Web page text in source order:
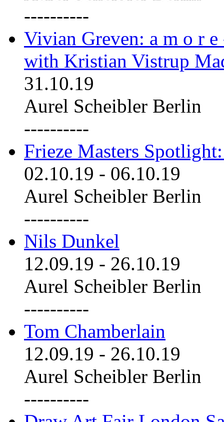
----------
Vivian Greven: a m o r
with Kristian Vistrup
31.10.19
Aurel Scheibler Berlin
----------
Frieze Masters
02.10.19 - 06.10.19
Aurel Scheibler Berlin
----------
Nils Dunkel
12.09.19 - 26.10.19
Aurel Scheibler Berlin
----------
Tom Chamberlain
12.09.19 - 26.10.19
Aurel Scheibler Berlin
----------